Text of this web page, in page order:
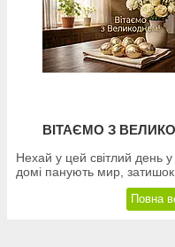
ВІТАЄМО З
Нехай у цей світлий день
домі панують мир, затишок
Повна